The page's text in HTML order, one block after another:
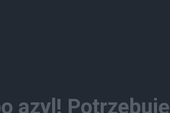
azyl! Potrzebuję